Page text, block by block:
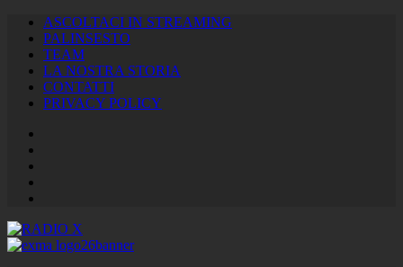
ASCOLTACI IN STREAMING
PALINSESTO
TEAM
LA NOSTRA STORIA
CONTATTI
PRIVACY POLICY